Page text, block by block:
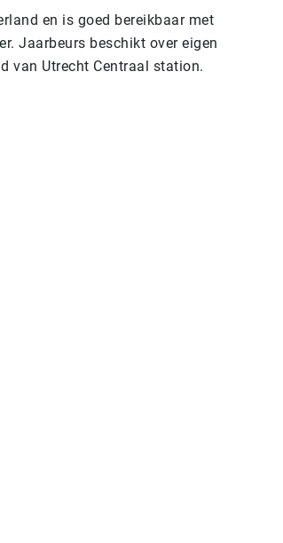
en is goed bereikbaar met
Jaarbeurs beschikt over eigen
van Utrecht Centraal station.